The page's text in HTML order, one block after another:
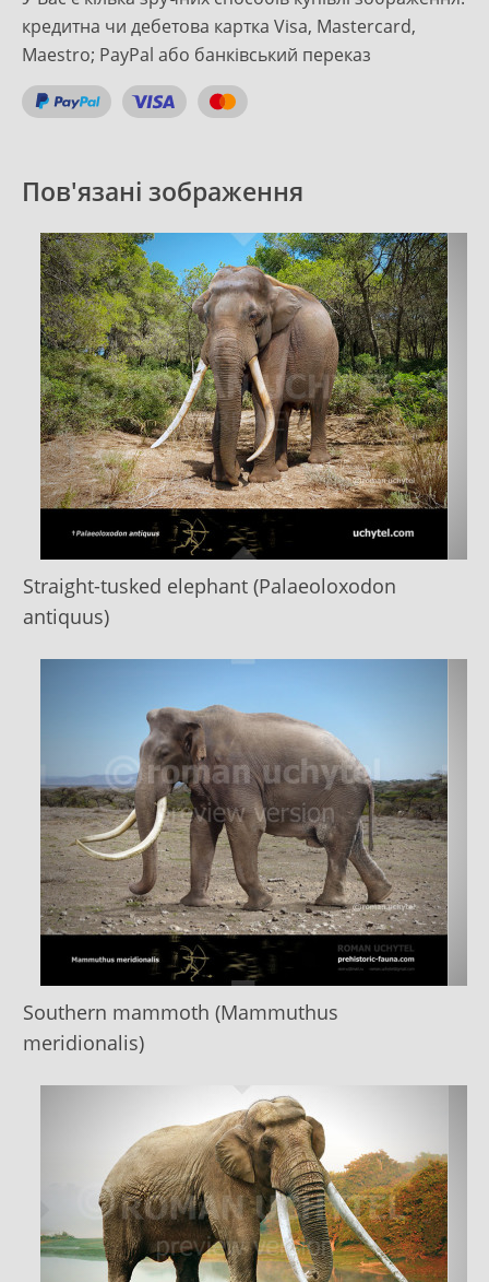
кредитна чи дебетова картка Visa, Mastercard,
Maestro; PayPal або банківський переказ
Пов'язані зображення
Straight-tusked elephant (Palaeoloxodon
antiquus)
Southern mammoth (Mammuthus
meridionalis)